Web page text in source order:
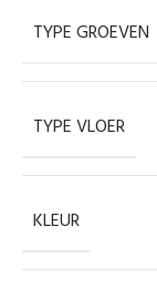
TYPE GROEVEN
TYPE VLOER
KLEUR